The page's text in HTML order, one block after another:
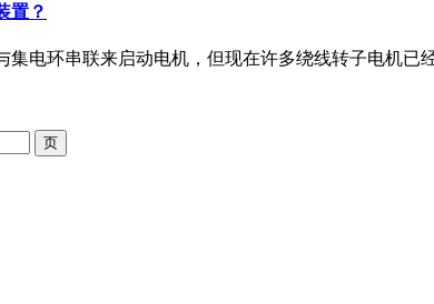
置？
电环串联来启动电机，但现在许多绕线转子电机已